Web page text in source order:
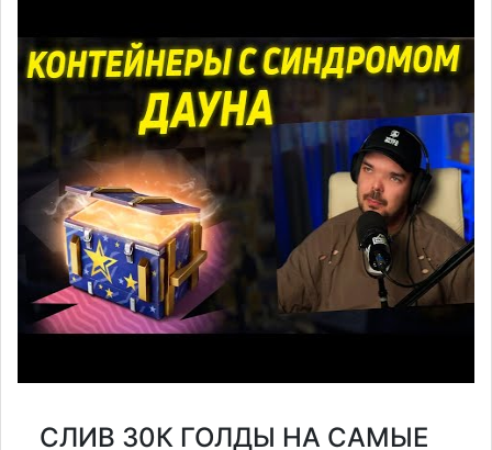
СЛИВ 30К ГОЛДЫ НА САМЫЕ